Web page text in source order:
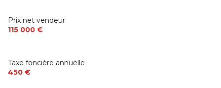
Prix net vendeur
115 000 €
Taxe foncière annuelle
450 €